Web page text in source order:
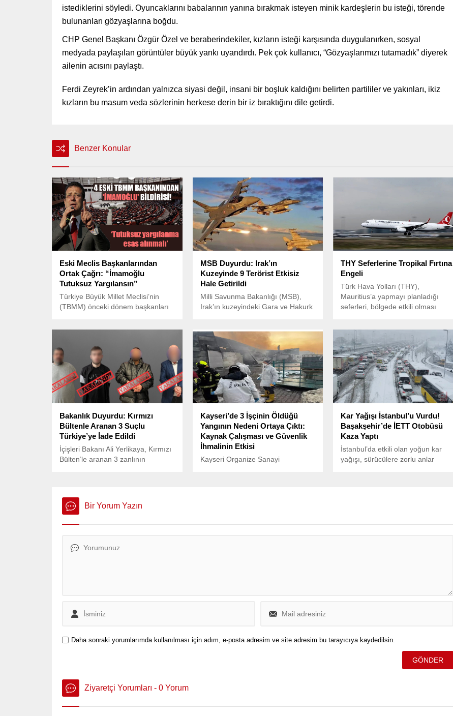
istediklerini söyledi. Oyuncaklarını babalarının yanına bırakmak isteyen minik kardeşlerin bu isteği, törende
bulunanları gözyaşlarına boğdu.
CHP Genel Başkanı Özgür Özel ve beraberindekiler, kızların isteği karşısında duygulanırken, sosyal
medyada paylaşılan görüntüler büyük yankı uyandırdı. Pek çok kullanıcı, “Gözyaşlarımızı tutamadık” diyerek
ailenin acısını paylaştı.
Ferdi Zeyrek’in ardından yalnızca siyasi değil, insani bir boşluk kaldığını belirten partililer ve yakınları, ikiz
kızların bu masum veda sözlerinin herkese derin bir iz bıraktığını dile getirdi.
Benzer Konular
Eski Meclis Başkanlarından
Ortak Çağrı: “İmamoğlu
Tutuksuz Yargılansın”
Türkiye Büyük Millet Meclisi’nin
(TBMM) önceki dönem başkanları
Başkanı Ekrem İmamoğlu’nun
tutuksuz yargılanması gerektiğini
belirten ortak bir bildiri yayımladı.
MSB Duyurdu: Irak’ın
Kuzeyinde 9 Terörist Etkisiz
Hale Getirildi
Milli Savunma Bakanlığı (MSB),
Irak’ın kuzeyindeki Gara ve Hakurk
teröristin etkisiz hale getirildiğini
duyurdu.
THY Seferlerine Tropikal Fırtına
Engeli
Türk Hava Yolları (THY),
Mauritius’a yapmayı planladığı
seferleri, bölgede etkili olması
Bakanlık Duyurdu: Kırmızı
Bültenle Aranan 3 Suçlu
Türkiye’ye İade Edildi
İçişleri Bakanı Ali Yerlikaya, Kırmızı
Bülten’le aranan 3 zanlının
iadesinin sağlandığını belirterek,
“Bizden kaçamayacaklar” dedi.
Kayseri’de 3 İşçinin Öldüğü
Yangının Nedeni Ortaya Çıktı:
Kaynak Çalışması ve Güvenlik
İhmalinin Etkisi
Kayseri Organize Sanayi
Kar Yağışı İstanbul’u Vurdu!
Başakşehir’de İETT Otobüsü
Kaza Yaptı
İstanbul’da etkili olan yoğun kar
yağışı, sürücülere zorlu anlar
Bir Yorum Yazın
Daha sonraki yorumlarımda kullanılması için adım, e-posta adresim ve site adresim bu tarayıcıya kaydedilsin.
Ziyaretçi Yorumları - 0 Yorum